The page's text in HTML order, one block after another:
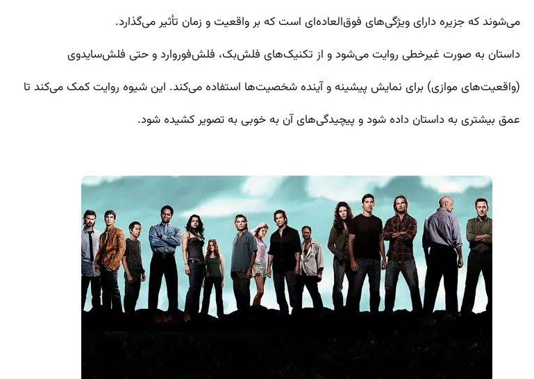
می‌شوند که جزیره دارای ویژگی‌های فوق‌العاده‌ای است که بر واقعیت و زمان تأثیر می‌گذارد.
داستان به صورت غیرخطی روایت می‌شود و از تکنیک‌های فلش‌بک، فلش‌فوروارد و حتی فلش‌سایدوی
(واقعیت‌های موازی) برای نمایش پیشینه و آینده شخصیت‌ها استفاده می‌کند. این شیوه روایت کمک می‌کند تا
عمق بیشتری به داستان داده شود و پیچیدگی‌های آن به خوبی به تصویر کشیده شود.